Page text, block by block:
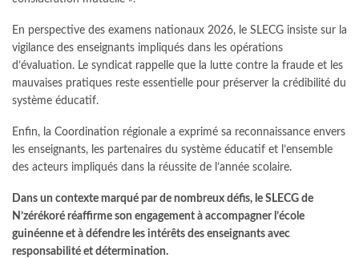
En perspective des examens nationaux 2026, le SLECG insiste sur la
vigilance des enseignants impliqués dans les opérations
d’évaluation. Le syndicat rappelle que la lutte contre la fraude et les
mauvaises pratiques reste essentielle pour préserver la crédibilité du
système éducatif.
Enfin, la Coordination régionale a exprimé sa reconnaissance envers
les enseignants, les partenaires du système éducatif et l’ensemble
des acteurs impliqués dans la réussite de l’année scolaire.
Dans un contexte marqué par de nombreux défis, le SLECG de
N’zérékoré réaffirme son engagement à accompagner l’école
guinéenne et à défendre les intérêts des enseignants avec
responsabilité et détermination.